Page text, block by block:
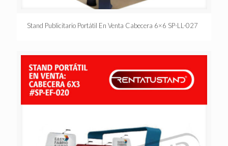
Stand Publicitario Portátil En Venta Cabecera 6×6 SP-LL-027